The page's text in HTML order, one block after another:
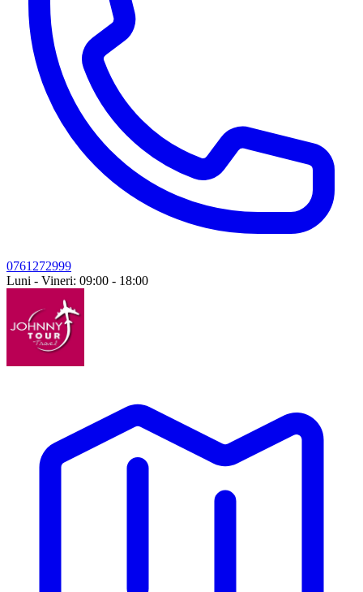
0761272999
Luni - Vineri: 09:00 - 18:00